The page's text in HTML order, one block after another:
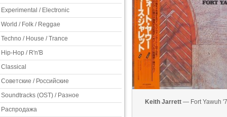
Experimental / Electronic
World / Folk / Reggae
Techno / House / Trance
Hip-Hop / R'n'B
Classical
Советские / Российские
Soundtracks (OST) / Разное
Распродажа
Keith Jarrett— Fort Yawuh